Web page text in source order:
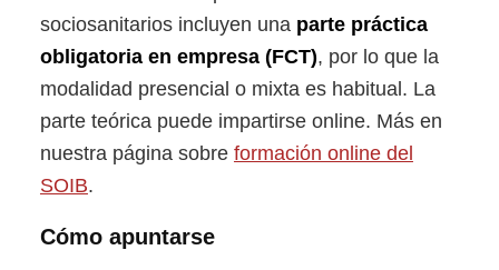
sociosanitarios incluyen una parte práctica
obligatoria en empresa (FCT), por lo que la
modalidad presencial o mixta es habitual. La
parte teórica puede impartirse online. Más en
nuestra página sobre formación online del
SOIB.
Cómo apuntarse